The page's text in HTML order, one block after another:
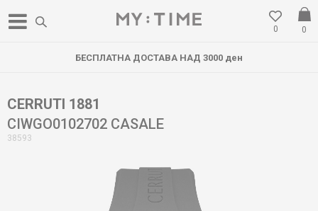
0
0
БЕСПЛАТНА ДОСТАВА НАД 3000 ден
CERRUTI 1881
CIWGO0102702 CASALE
38593